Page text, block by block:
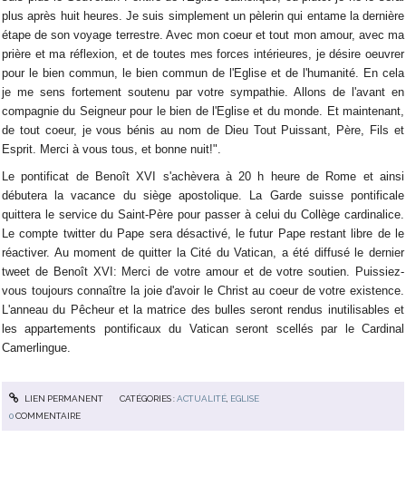
plus après huit heures. Je suis simplement un pèlerin qui entame la dernière
étape de son voyage terrestre. Avec mon coeur et tout mon amour, avec ma
prière et ma réflexion, et de toutes mes forces intérieures, je désire oeuvrer
pour le bien commun, le bien commun de l'Eglise et de l'humanité. En cela
je me sens fortement soutenu par votre sympathie. Allons de l'avant en
compagnie du Seigneur pour le bien de l'Eglise et du monde. Et maintenant,
de tout coeur, je vous bénis au nom de Dieu Tout Puissant, Père, Fils et
Esprit. Merci à vous tous, et bonne nuit!".
Le pontificat de Benoît XVI s'achèvera à 20 h heure de Rome et ainsi
débutera la vacance du siège apostolique. La Garde suisse pontificale
quittera le service du Saint-Père pour passer à celui du Collège cardinalice.
Le compte twitter du Pape sera désactivé, le futur Pape restant libre de le
réactiver. Au moment de quitter la Cité du Vatican, a été diffusé le dernier
tweet de Benoît XVI: Merci de votre amour et de votre soutien. Puissiez-
vous toujours connaître la joie d'avoir le Christ au coeur de votre existence.
L'anneau du Pêcheur et la matrice des bulles seront rendus inutilisables et
les appartements pontificaux du Vatican seront scellés par le Cardinal
Camerlingue.
LIEN PERMANENT CATÉGORIES :ACTUALITÉ, EGLISE
0COMMENTAIRE